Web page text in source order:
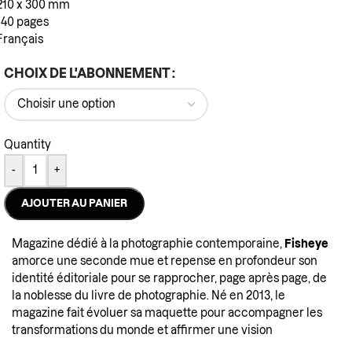
x 300 mm
pages
CHOIX DE L'ABONNEMENT
Quantity
- +
AJOUTER AU PANIER
Magazine dédié à la photographie contemporaine, Fisheye
amorce une seconde mue et repense en profondeur son
identité éditoriale pour se rapprocher, page après page, de
la noblesse du livre de photographie. Né en 2013, le
magazine fait évoluer sa maquette pour accompagner les
transformations du monde et affirmer une vision